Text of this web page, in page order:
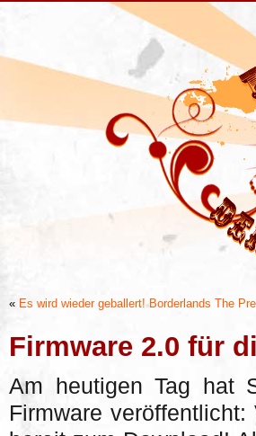
« Es wird wieder geballert! Borderlands The
Firmware 2.0 für
Am heutigen Tag hat
Firmware